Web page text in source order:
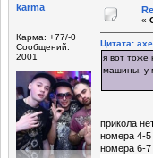
karma
Карма: +77/-0
Сообщений:
2001
«
Цитата:
я вот тоже
машины. у
прикола
номера 4-5
номера 6-7